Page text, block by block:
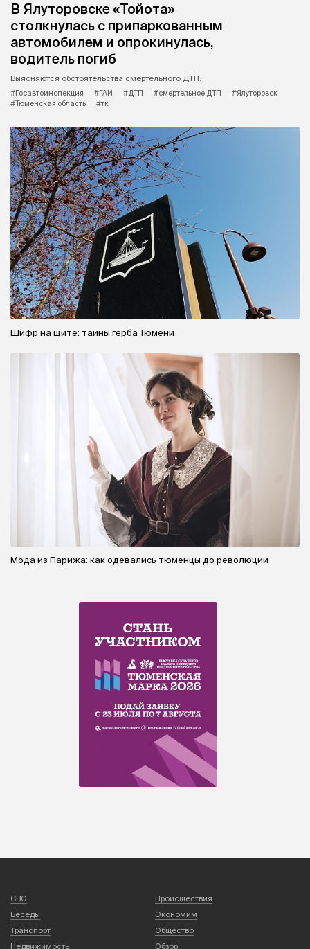
В Ялуторовске «Тойота»
столкнулась с припаркованным
автомобилем и опрокинулась,
водитель погиб
Выясняются обстоятельства смертельного ДТП.
#Госавтоинспекция
#ГАИ #ДТП #смертельное ДТП
#Ялуторовск
#Тюменская область
#тк
Шифр на щите: тайны герба Тюмени
Мода из Парижа: как одевались тюменцы до революции
СВО
Происшествия
Беседы
Экономим
Транспорт
Общество
Недвижимость
Обзор